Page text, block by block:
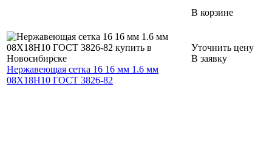
В корзине
Нержавеющая сетка 16 16 мм 1.6 мм
08Х18Н10 ГОСТ 3826-82
Уточнить цену
В заявку